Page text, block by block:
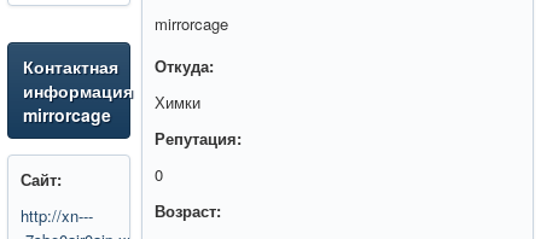
Контактная
информация
mirrorcage
Сайт:
http://xn---
mirrorcage
Откуда:
Химки
Репутация:
0
Возраст: